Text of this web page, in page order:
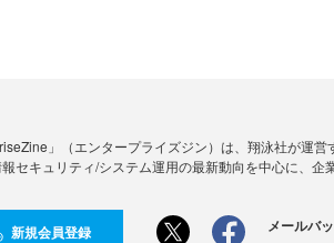
」（エンタープライズジン）は、翔泳社が運
セキュリティ/システム運用の最新動向を中心に、企
新規会員登録 メールバ